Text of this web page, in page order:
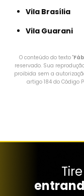
Vila Brasília
Vila Guarani
O conteúdo do texto "
reservado. Sua
proibida sem a
artigo 184 do Código